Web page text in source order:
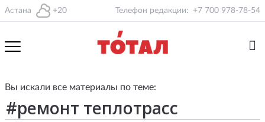
Астана +20 Телефон редакции: +7 700 978-78-54
Вы искали все материалы по теме: